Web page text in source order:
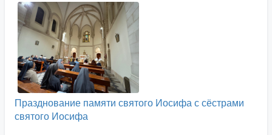
Празднование памяти святого Иосифа с сёстрами
святого Иосифа